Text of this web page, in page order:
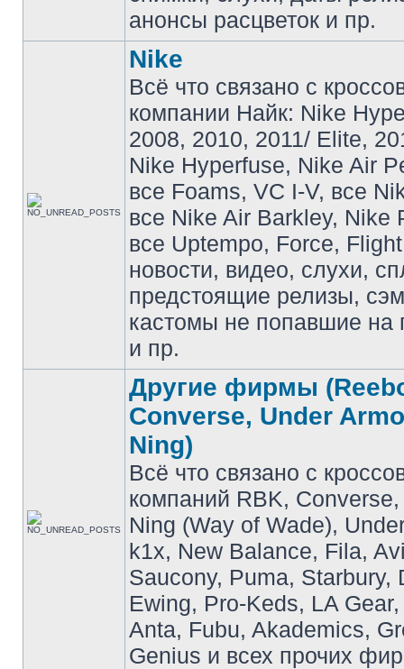
анонсы расцветок и пр.
Nike
Всё что связано с
компании Найк: Nike
2008, 2010, 2011/ Elite,
Nike Hyperfuse, Nike Air
все Foams, VC I-V, все
все Nike Air Barkley, Nike
все Uptempo, Force,
новости, видео, слухи,
предстоящие релизы,
кастомы не попавшие на
и пр.
Другие фирмы
Converse, Under
Ning)
Всё что связано с
компаний RBK,
Ning (Way of Wade),
k1x, New Balance, Fila,
Saucony, Puma, Starbury,
Ewing, Pro-Keds, LA
Anta, Fubu, Akademics,
Genius и всех прочих